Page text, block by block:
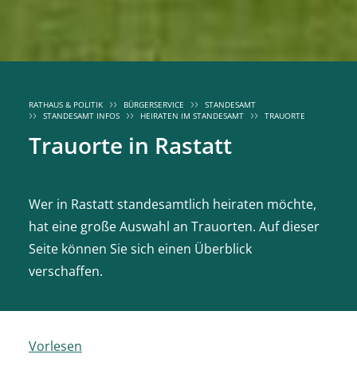
RATHAUS & POLITIK BÜRGERSERVICE
STANDESAMT
STANDESAMT INFOS
HEIRATEN IM STANDESAMT TRAUORTE
Trauorte in Rastatt
Wer in Rastatt standesamtlich heiraten möchte,
hat eine große Auswahl an Trauorten. Auf dieser
Seite können Sie sich einen Überblick
verschaffen.
Vorlesen